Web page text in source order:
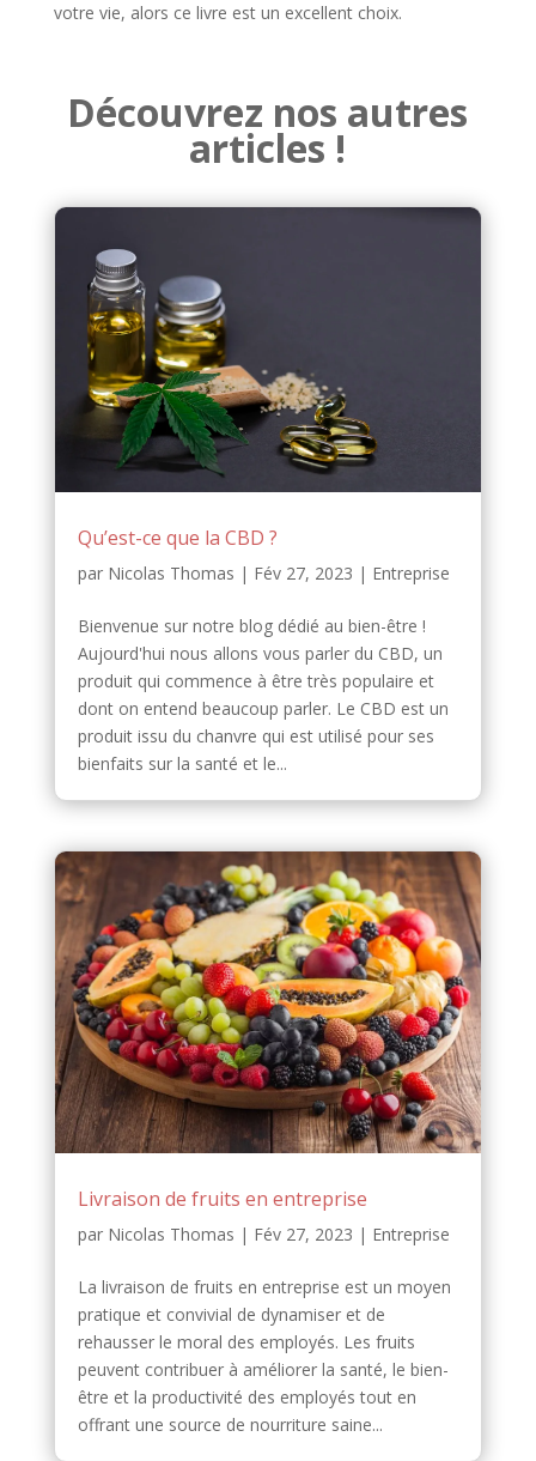
votre vie, alors ce livre est un excellent choix.
Découvrez nos autres
articles !
Qu’est-ce que la CBD ?
par Nicolas Thomas | Fév 27, 2023 | Entreprise
Bienvenue sur notre blog dédié au bien-être !
Aujourd'hui nous allons vous parler du CBD, un
produit qui commence à être très populaire et
dont on entend beaucoup parler. Le CBD est un
produit issu du chanvre qui est utilisé pour ses
bienfaits sur la santé et le...
Livraison de fruits en entreprise
par Nicolas Thomas | Fév 27, 2023 | Entreprise
La livraison de fruits en entreprise est un moyen
pratique et convivial de dynamiser et de
rehausser le moral des employés. Les fruits
peuvent contribuer à améliorer la santé, le bien-
être et la productivité des employés tout en
offrant une source de nourriture saine...